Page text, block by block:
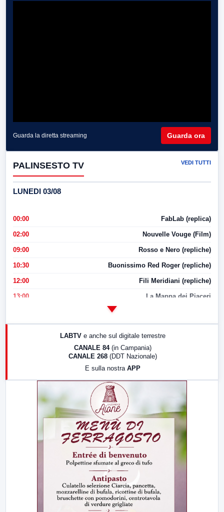
Guarda la diretta streaming Guarda ora
PALINSESTO TV VEDI TUTTI
LUNEDI 03/08
00:00 FabLab (replica)
02:00 Nouvelle Vouge (Film)
09:00 Rosso e Nero (repliche)
10:30 Buonissimo Red Roger (repliche)
12:00 Fili Meridiani (repliche)
13:00 La Mappa dei Piaceri
LABTV e anche sul digitale terrestre
CANALE 84 (in Campania)
CANALE 268 (DDT Nazionale)
E sulla nostra APP